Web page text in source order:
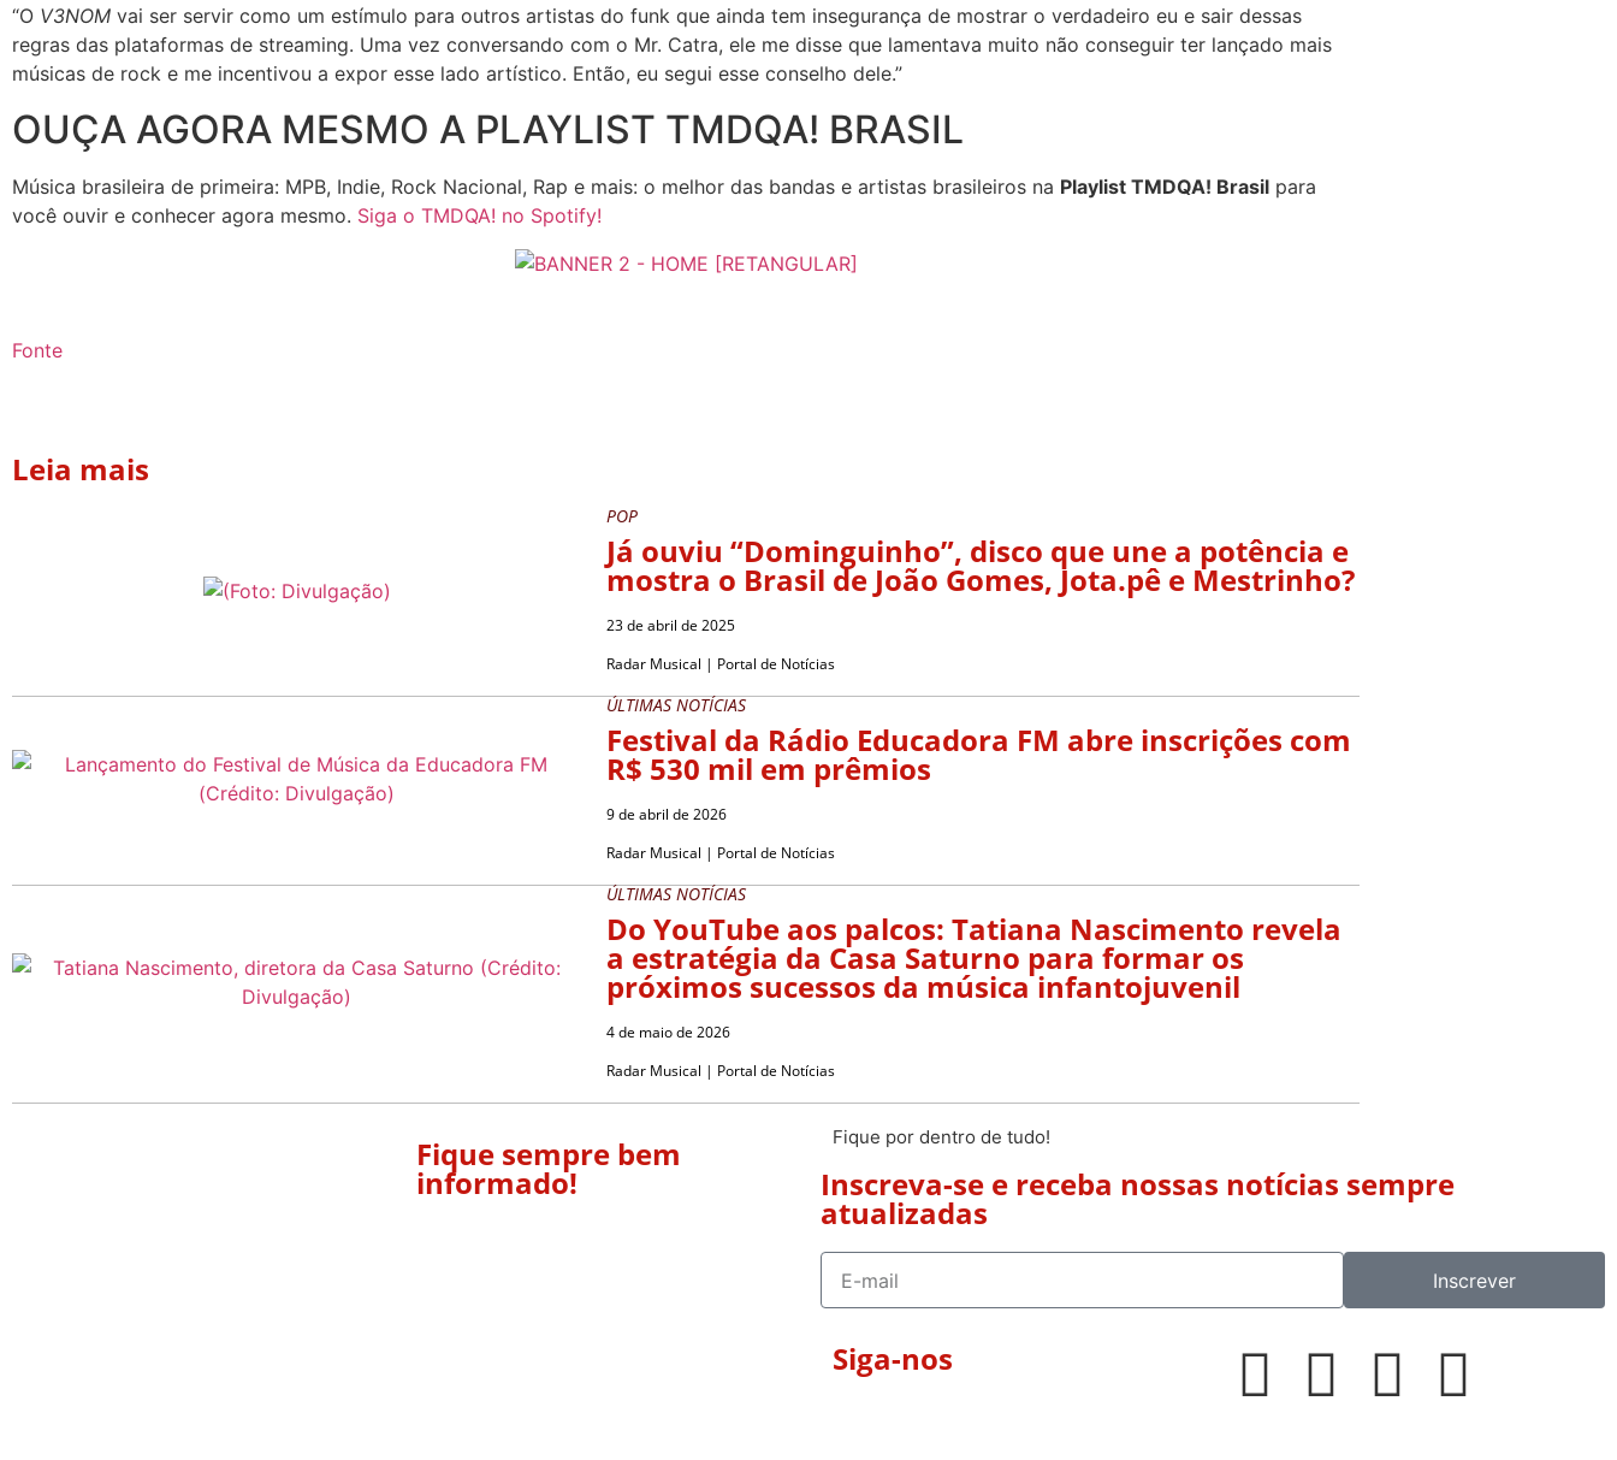
“O V3NOM vai ser servir como um estímulo para outros artistas do funk que ainda tem insegurança de mostrar o verdadeiro eu e sair dessas
regras das plataformas de streaming. Uma vez conversando com o Mr. Catra, ele me disse que lamentava muito não conseguir ter lançado mais
músicas de rock e me incentivou a expor esse lado artístico. Então, eu segui esse conselho dele.”
OUÇA AGORA MESMO A PLAYLIST TMDQA! BRASIL
Música brasileira de primeira: MPB, Indie, Rock Nacional, Rap e mais: o melhor das bandas e artistas brasileiros na Playlist TMDQA! Brasil para
você ouvir e conhecer agora mesmo. Siga o TMDQA! no Spotify!
Fonte
Leia mais
POP
Já ouviu “Dominguinho”, disco que une a potência e
mostra o Brasil de João Gomes, Jota.pê e Mestrinho?
23 de abril de 2025
Radar Musical | Portal de Notícias
ÚLTIMAS NOTÍCIAS
Festival da Rádio Educadora FM abre inscrições com
R$ 530 mil em prêmios
9 de abril de 2026
Radar Musical | Portal de Notícias
ÚLTIMAS NOTÍCIAS
Do YouTube aos palcos: Tatiana Nascimento revela
a estratégia da Casa Saturno para formar os
próximos sucessos da música infantojuvenil
4 de maio de 2026
Radar Musical | Portal de Notícias
Fique sempre bem
informado!
Fique por dentro de tudo!
Inscreva-se e receba nossas notícias sempre
atualizadas
Inscrever
Siga-nos